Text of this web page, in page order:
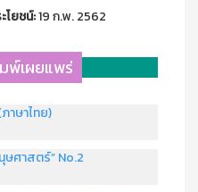
โยชน์:19 ก.พ. 2562
พ์เผยแพร่
าษาไทย)
ษศาสตร์” No.2